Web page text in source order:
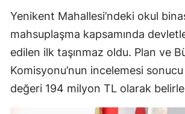
Yenikent Mahallesi’ndeki okul
mahsuplaşma kapsamında
edilen ilk taşınmaz oldu. Plan ve
Komisyonu’nun incelemesi sonucu
değeri 194 milyon TL olarak